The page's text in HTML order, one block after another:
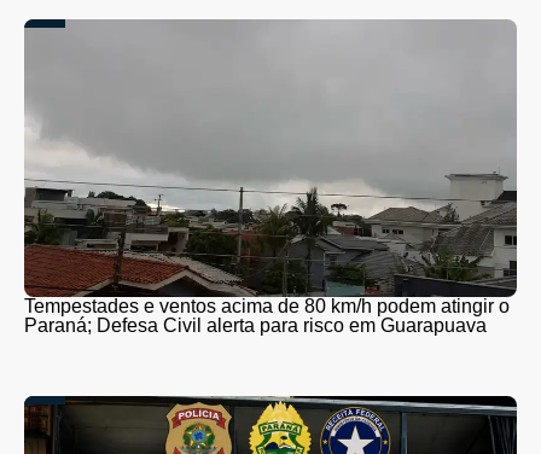
Tempestades e ventos acima de 80 km/h podem atingir o
Paraná; Defesa Civil alerta para risco em Guarapuava